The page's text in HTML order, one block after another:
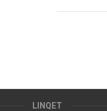
LINQET